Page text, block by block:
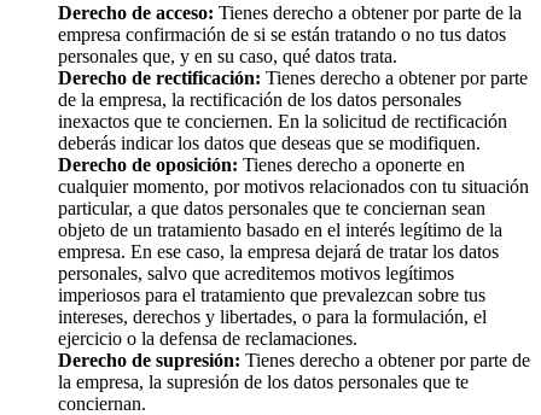
Derecho de acceso: Tienes derecho a obtener por parte de la
empresa confirmación de si se están tratando o no tus datos
personales que, y en su caso, qué datos trata.
Derecho de rectificación: Tienes derecho a obtener por parte
de la empresa, la rectificación de los datos personales
inexactos que te conciernen. En la solicitud de rectificación
deberás indicar los datos que deseas que se modifiquen.
Derecho de oposición: Tienes derecho a oponerte en
cualquier momento, por motivos relacionados con tu situación
particular, a que datos personales que te conciernan sean
objeto de un tratamiento basado en el interés legítimo de la
empresa. En ese caso, la empresa dejará de tratar los datos
personales, salvo que acreditemos motivos legítimos
imperiosos para el tratamiento que prevalezcan sobre tus
intereses, derechos y libertades, o para la formulación, el
ejercicio o la defensa de reclamaciones.
Derecho de supresión: Tienes derecho a obtener por parte de
la empresa, la supresión de los datos personales que te
conciernan.